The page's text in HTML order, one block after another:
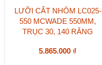
LƯỠI CẮT NHÔM LC025-
550 MCWADE 550MM,
TRỤC 30, 140 RĂNG
5.865.000 ₫